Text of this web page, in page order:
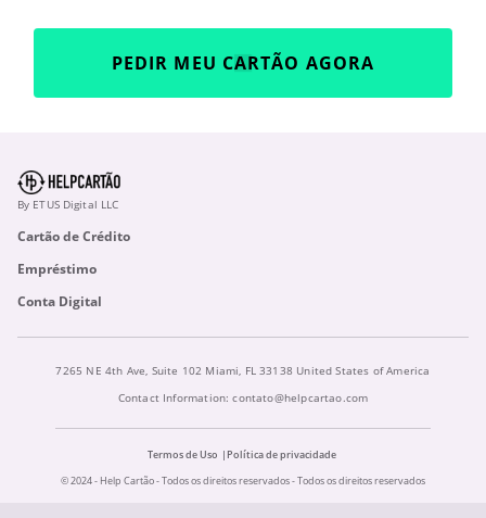
PEDIR MEU CARTÃO AGORA
By ETUS Digital LLC
Cartão de Crédito
Empréstimo
Conta Digital
7265 NE 4th Ave, Suite 102 Miami, FL 33138 United States of America
Contact Information:contato@helpcartao.com
Termos de Uso
Política de privacidade
© 2024 - Help Cartão - Todos os direitos reservados - Todos os direitos reservados